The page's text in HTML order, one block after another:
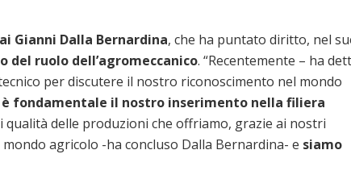
Gianni Dalla Bernardina, che ha puntato diritto, nel
del ruolo dell’agromeccanico. “Recentemente – ha
per discutere il nostro riconoscimento nel mondo
è fondamentale il nostro inserimento nella filiera
delle produzioni che offriamo, grazie ai nostri
agricolo -ha concluso Dalla Bernardina- e siamo